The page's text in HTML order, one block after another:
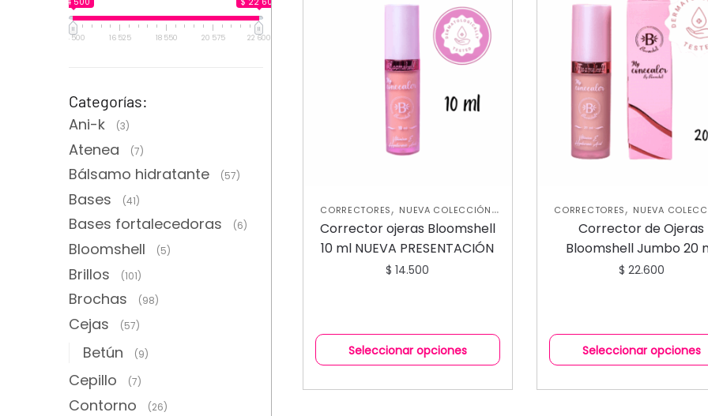
CORRECTORES, NUEVA COLECCIÓN,
ROSTRO
Corrector ojeras Bloomshell
10 ml NUEVA PRESENTACIÓN
$ 14.500
Seleccionar opciones
CORRECTORES, NUEVA
ROSTRO
Corrector de Ojeras
Bloomshell Jumbo 20
$ 22.600
Seleccionar opciones
14 500 16 525 18 550 20 575 22 600
Categorías:
Ani-k (3)
Atenea (7)
Bálsamo hidratante (57)
Bases (41)
Bases fortalecedoras (6)
Bloomshell (5)
Brillos (101)
Brochas (98)
Cejas (57)
Betún (9)
Cepillo (7)
Contorno (26)